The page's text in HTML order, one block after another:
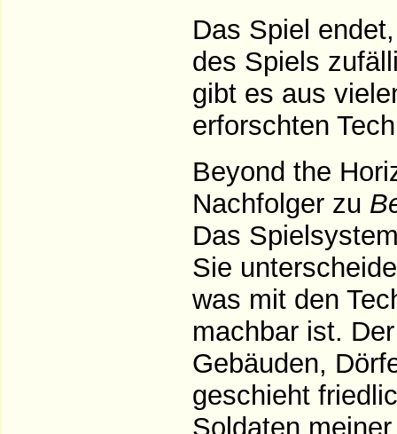
Das Spiel
des Spiels
gibt es aus
erforschten
Beyond the
Nachfolger zu
Das
Sie
was mit den
machbar ist.
Gebäuden,
geschieht
Soldaten